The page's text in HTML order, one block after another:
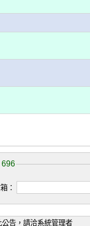
696
：
告，請洽系統管理者